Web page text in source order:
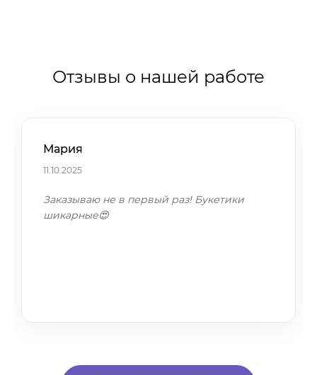
Отзывы о нашей работе
Мария
11.10.2025
Заказываю не в первый раз! Букетики
шикарные😍